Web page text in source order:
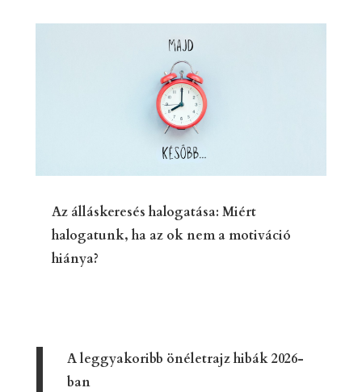
Az álláskeresés halogatása: Miért
halogatunk, ha az ok nem a motiváció
hiánya?
A leggyakoribb önéletrajz hibák 2026-
ban